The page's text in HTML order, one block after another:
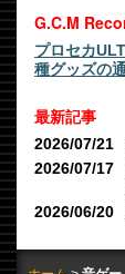
G.C.M
プロセカ
種グッズの
最新記事
2026/07/21
2026/07/17
2026/06/20